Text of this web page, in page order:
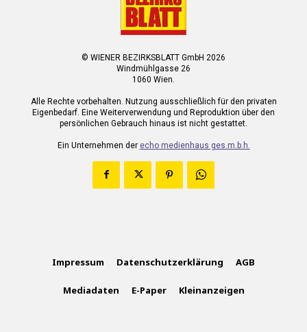
© WIENER BEZIRKSBLATT GmbH 2026
Windmühlgasse 26
1060 Wien.
Alle Rechte vorbehalten. Nutzung ausschließlich für den privaten
Eigenbedarf. Eine Weiterverwendung und Reproduktion über den
persönlichen Gebrauch hinaus ist nicht gestattet.
Ein Unternehmen der echo medienhaus ges.m.b.h.
Impressum Datenschutzerklärung AGB
Mediadaten E-Paper Kleinanzeigen